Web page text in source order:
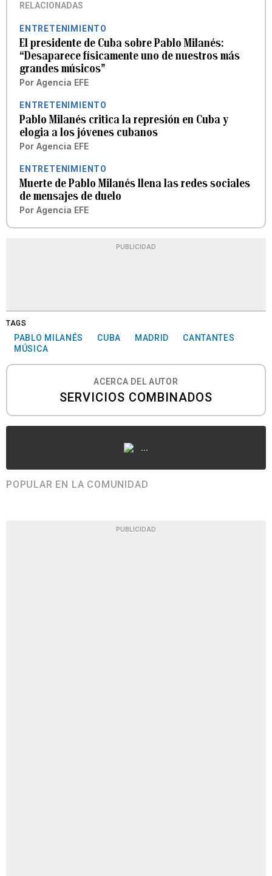
RELACIONADAS
ENTRETENIMIENTO
El presidente de Cuba sobre Pablo Milanés:
“Desaparece físicamente uno de nuestros más
grandes músicos”
Por Agencia EFE
ENTRETENIMIENTO
Pablo Milanés critica la represión en Cuba y
elogia a los jóvenes cubanos
Por Agencia EFE
ENTRETENIMIENTO
Muerte de Pablo Milanés llena las redes sociales
de mensajes de duelo
Por Agencia EFE
PUBLICIDAD
TAGS
PABLO MILANÉS CUBA MADRID
CANTANTES
MÚSICA
ACERCA DEL AUTOR
SERVICIOS COMBINADOS
...
POPULAR EN LA COMUNIDAD
PUBLICIDAD